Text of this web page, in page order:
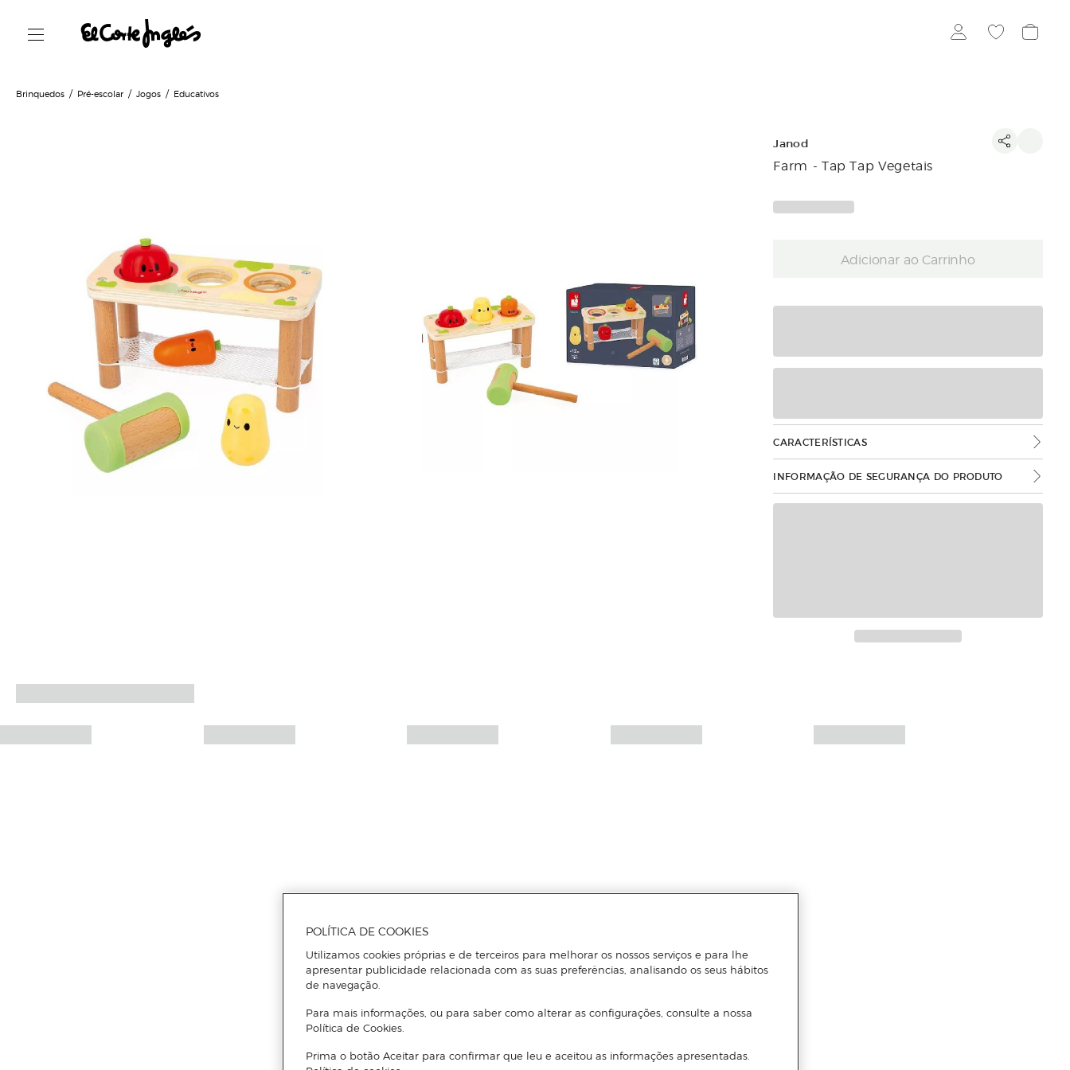
Brinquedos Pré-escolar Jogos Educativos
Janod
Farm - Tap Tap Vegetais
Adicionar ao Carrinho
CARACTERÍSTICAS
INFORMAÇÃO DE SEGURANÇA DO PRODUTO
POLÍTICA DE COOKIES
Utilizamos cookies próprias e de terceiros para melhorar os nossos serviços e para lhe
apresentar publicidade relacionada com as suas preferências, analisando os seus hábitos
de navegação.
Para mais informações, ou para saber como alterar as configurações, consulte a nossa
Política de Cookies.
Prima o botão Aceitar para confirmar que leu e aceitou as informações apresentadas.